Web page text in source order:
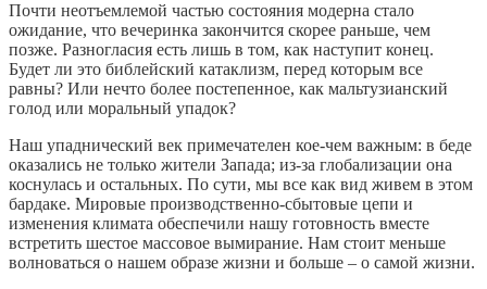
Почти неотъемлемой частью состояния модерна стало
ожидание, что вечеринка закончится скорее раньше, чем
позже. Разногласия есть лишь в том, как наступит конец.
Будет ли это библейский катаклизм, перед которым все
равны? Или нечто более постепенное, как мальтузианский
голод или моральный упадок?
Наш упаднический век примечателен кое-чем важным: в беде
оказались не только жители Запада; из-за глобализации она
коснулась и остальных. По сути, мы все как вид живем в этом
бардаке. Мировые производственно-сбытовые цепи и
изменения климата обеспечили нашу готовность вместе
встретить шестое массовое вымирание. Нам стоит меньше
волноваться о нашем образе жизни и больше – о самой жизни.